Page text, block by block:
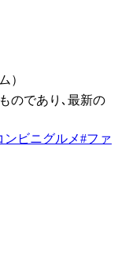
）
のであり､最新の
ンビニグルメ#ファ